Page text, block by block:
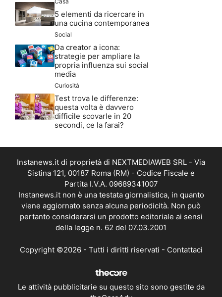
5 elementi da ricercare in
una cucina contemporanea
Social
Da creator a icona:
strategie per ampliare la
propria influenza sui social
media
Curiosità
Test trova le differenze:
questa volta è davvero
difficile scovarle in 20
secondi, ce la farai?
Instanews.it di proprietà di NEXTMEDIAWEB SRL - Via
Sistina 121, 00187 Roma (RM) - Codice Fiscale e
Partita I.V.A. 09689341007
Instanews.it non è una testata giornalistica, in quanto
viene aggiornato senza alcuna periodicità. Non può
pertanto considerarsi un prodotto editoriale ai sensi
della legge n. 62 del 07.03.2001
Copyright ©2026 - Tutti i diritti riservati - Contattaci
Le attività pubblicitarie su questo sito sono gestite da